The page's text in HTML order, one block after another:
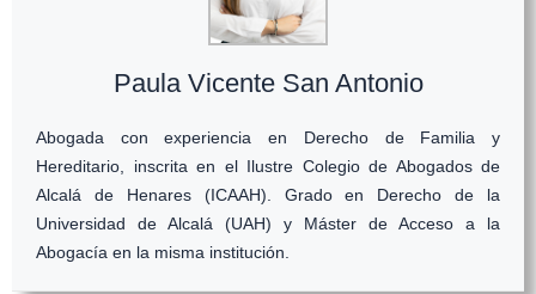
Paula Vicente San Antonio
Abogada con experiencia en Derecho de Familia y
Hereditario, inscrita en el Ilustre Colegio de Abogados de
Alcalá de Henares (ICAAH). Grado en Derecho de la
Universidad de Alcalá (UAH) y Máster de Acceso a la
Abogacía en la misma institución.